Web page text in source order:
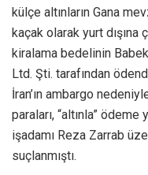
külçe altınların Gana
kaçak olarak yurt dışına
kiralama bedelinin
Ltd. Şti. tarafından
İran’ın ambargo
paraları, “altınla” ödeme
işadamı Reza Zarrab
suçlanmıştı.